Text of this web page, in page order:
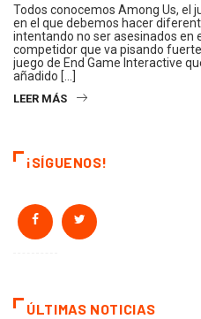
Todos conocemos Among Us, el
en el que debemos hacer
intentando no ser asesinados en
competidor que va pisando
juego de End Game Interactive
añadido […]
LEER MÁS
¡SÍGUENOS!
ÚLTIMAS NOTICIAS